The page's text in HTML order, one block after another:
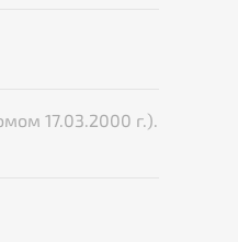
17.03.2000 г.).